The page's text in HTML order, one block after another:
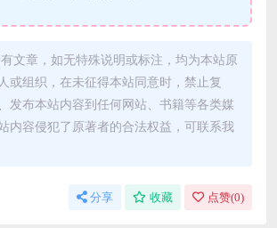
文章，如无特殊说明或标注，均为本站原
或组织，在未征得本站同意时，禁止复
发布本站内容到任何网站、书籍等各类媒
内容侵犯了原著者的合法权益，可联系我
分享 收藏 点赞(0)